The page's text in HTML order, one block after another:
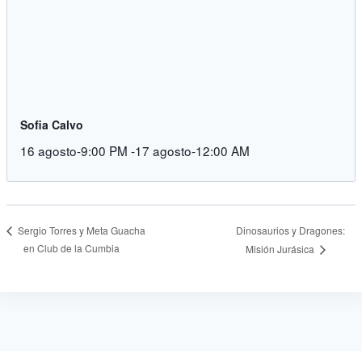
Sofia Calvo
16 agosto-9:00 PM -17 agosto-12:00 AM
Sergio Torres y Meta Guacha
en Club de la Cumbia
Dinosaurios y Dragones:
Misión Jurásica